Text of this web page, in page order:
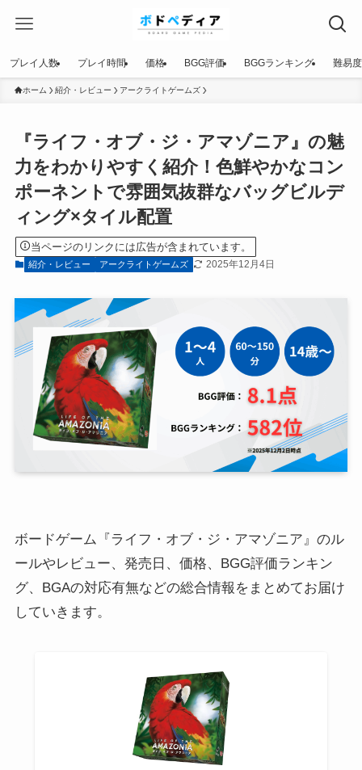
プレイ人数 プレイ時間 価格 BGG評価 BGGランキング 難易度
ホーム 紹介・レビュー アークライトゲームズ
『ライフ・オブ・ジ・アマゾニア』の魅
力をわかりやすく紹介！色鮮やかなコン
ポーネントで雰囲気抜群なバッグビルデ
ィング×タイル配置
当ページのリンクには広告が含まれています。
紹介・レビュー アークライトゲームズ 2025年12月4日
ボードゲーム『ライフ・オブ・ジ・アマゾニア』のル
ールやレビュー、発売日、価格、BGG評価ランキン
グ、BGAの対応有無などの総合情報をまとめてお届け
していきます。